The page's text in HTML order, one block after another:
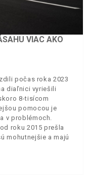
VIAC AKO
počas roka 2023
diaľnici vyriešili
8-tisícom
pomocou je
v problémoch.
roku 2015 prešla
mohutnejšie a majú